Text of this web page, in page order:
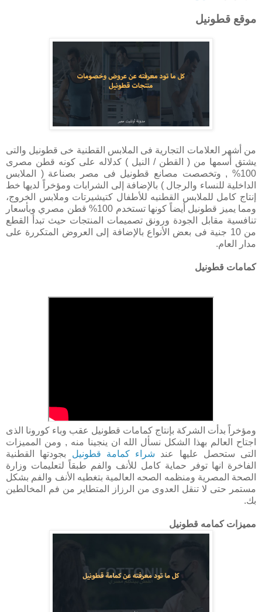
موقع قطونيل
من أشهر العلامات التجارية فى الملابس القطنية خى قطونيل والتى
يشتق أسمها من ( القطن / النيل ) كدلاله على كونه قطن مصرى
100% , وتخصصت مصانع قطونيل فى مصر بصناعة ( الملابس
الداخلية للنساء والرجال ) بالإضافة إلى الشرابات ومؤخراً لديها خط
إنتاج كامل للملابس القطنيه للأطفال كتيشيرتات وملابس الخروج،
ومما يميز قطونيل أيضاً كونها تستخدم 100% قطن مصري وبأسعار
تنافسية مقابل الجودة ورونق تصميمات المنتجات حيث تبدأ القطع
من 10 جنية فى بعض الأنواع بالإضافة إلى العروض المتكررة على
مدار العام.
كمامات قطونيل
ومؤخراً بدأت الشركة بإنتاج كمامات قطونيل عقب وباء كورونا الذى
اجتاح العالم بهذا الشكل نسأل الله ان ينجينا منه , ومن المميزات
التى ستحصل عليها عند شراء كمامة قطونيل بجودتها القطنية
الفاخرة انها توفر حماية كامل للأنف والفم طبقاً لتعليمات وزارة
الصحة المصرية ومنظمه الصحه العالمية بتغطيه الأنف والفم بشكل
مستمر حتى لا تنقل العدوى من الرزاز المتطاير من فم المخالطين
بك.
مميزات كمامه قطونيل